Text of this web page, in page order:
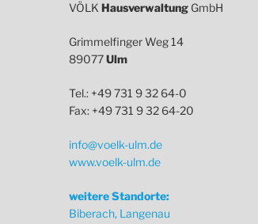
VÖLK Hausverwaltung GmbH
Grimmelfinger Weg 14
89077Ulm
Tel.: +49 731 9 32 64-0
Fax: +49 731 9 32 64-20
info@voelk-ulm.de
www.voelk-ulm.de
weitere Standorte:
Biberach, Langenau